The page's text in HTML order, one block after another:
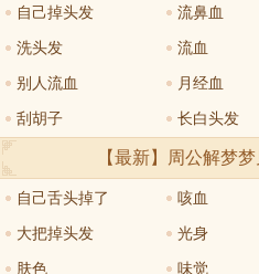
自己掉头发 流鼻血
洗头发 流血
别人流血 月经血
刮胡子 长白头发
【最新】周公解梦梦
自己舌头掉了 咳血
大把掉头发 光身
肤色 味觉